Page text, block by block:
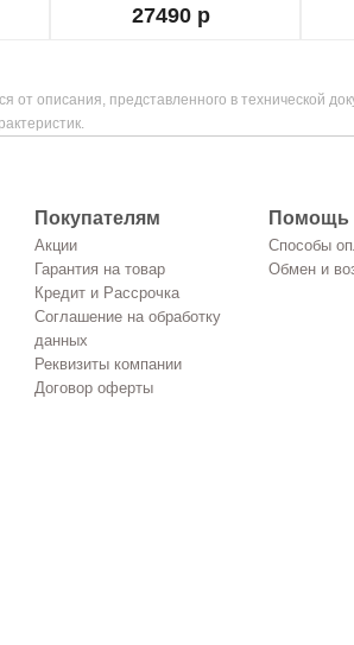
27490 р
описания, представленного в технической
Покупателям
Акции
Гарантия на товар
Кредит и Рассрочка
Соглашение на обработку
данных
Реквизиты компании
Договор оферты
Помощь
Способы
Обмен и